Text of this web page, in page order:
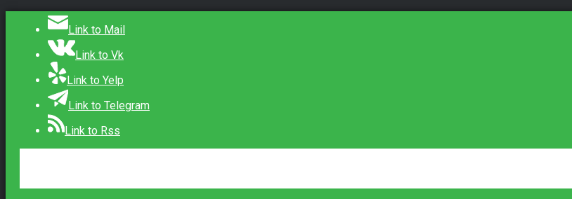
Link to Mail
Link to Vk
Link to Yelp
Link to Telegram
Link to Rss